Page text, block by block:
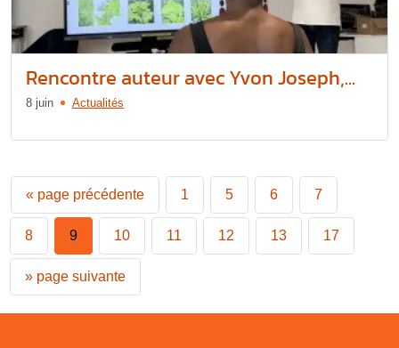
Rencontre auteur avec Yvon Joseph,...
8 juin Actualités
« page précédente 1 5 6 7
8 9 10 11 12 13 17
» page suivante